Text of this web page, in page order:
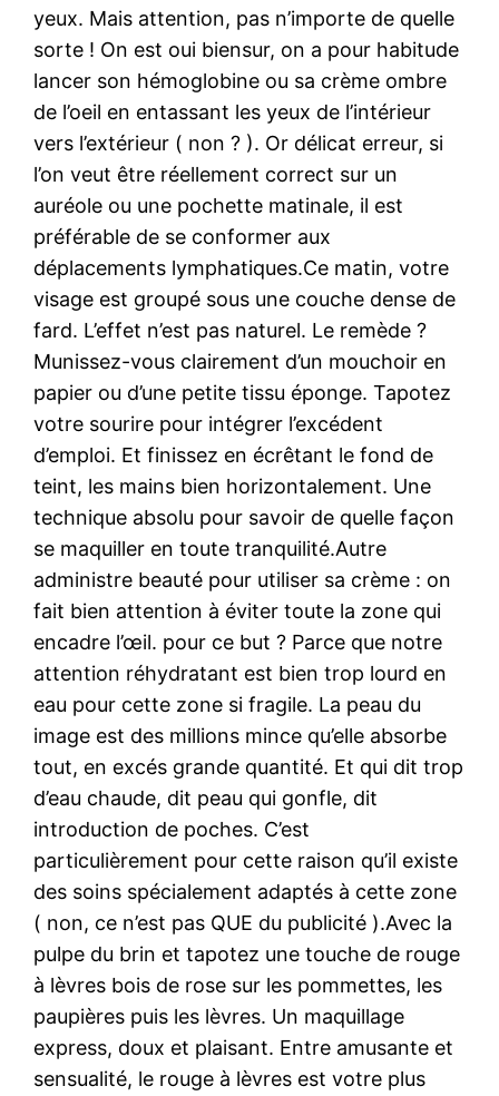
yeux. Mais attention, pas n’importe de quelle
sorte ! On est oui biensur, on a pour habitude
lancer son hémoglobine ou sa crème ombre
de l’oeil en entassant les yeux de l’intérieur
vers l’extérieur ( non ? ). Or délicat erreur, si
l’on veut être réellement correct sur un
auréole ou une pochette matinale, il est
préférable de se conformer aux
déplacements lymphatiques.Ce matin, votre
visage est groupé sous une couche dense de
fard. L’effet n’est pas naturel. Le remède ?
Munissez-vous clairement d’un mouchoir en
papier ou d’une petite tissu éponge. Tapotez
votre sourire pour intégrer l’excédent
d’emploi. Et finissez en écrêtant le fond de
teint, les mains bien horizontalement. Une
technique absolu pour savoir de quelle façon
se maquiller en toute tranquilité.Autre
administre beauté pour utiliser sa crème : on
fait bien attention à éviter toute la zone qui
encadre l’œil. pour ce but ? Parce que notre
attention réhydratant est bien trop lourd en
eau pour cette zone si fragile. La peau du
image est des millions mince qu’elle absorbe
tout, en excés grande quantité. Et qui dit trop
d’eau chaude, dit peau qui gonfle, dit
introduction de poches. C’est
particulièrement pour cette raison qu’il existe
des soins spécialement adaptés à cette zone
( non, ce n’est pas QUE du publicité ).Avec la
pulpe du brin et tapotez une touche de rouge
à lèvres bois de rose sur les pommettes, les
paupières puis les lèvres. Un maquillage
express, doux et plaisant. Entre amusante et
sensualité, le rouge à lèvres est votre plus